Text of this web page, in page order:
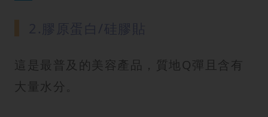
這是最普及的美容產品，質地Q彈且含有
大量水分。